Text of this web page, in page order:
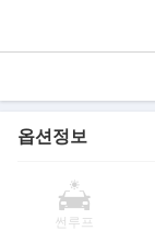
옵션정보
썬루프